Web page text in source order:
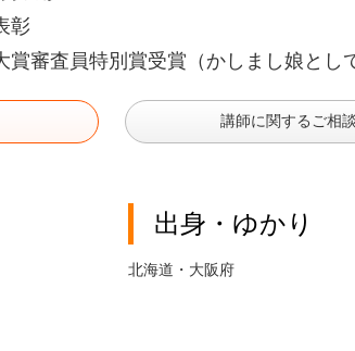
彰
審査員特別賞受賞（かしまし娘とし
講師に関するご相談
出身・ゆかり
北海道・大阪府